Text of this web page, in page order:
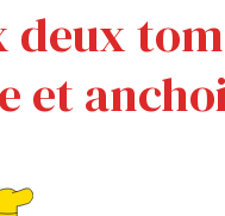
deux
et